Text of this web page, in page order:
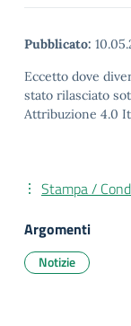
Pubblicato:
Eccetto dove
stato rilasciato
Attribuzione 4.0
Stampa /
Argomenti
Notizie